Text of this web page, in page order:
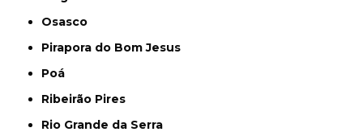
Osasco
Pirapora do Bom Jesus
Poá
Ribeirão Pires
Rio Grande da Serra